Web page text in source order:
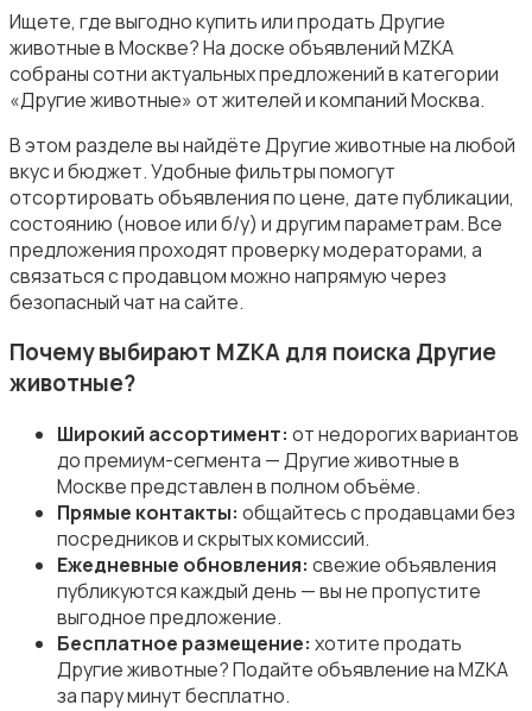
Аквариумистика
Ищете, где выгодно купить или продать Другие
животные в Москве? На доске объявлений MZKA
собраны сотни актуальных предложений в категории
«Другие животные» от жителей и компаний Москва.
В этом разделе вы найдёте Другие животные на любой
вкус и бюджет. Удобные фильтры помогут
отсортировать объявления по цене, дате публикации,
состоянию (новое или б/у) и другим параметрам. Все
предложения проходят проверку модераторами, а
связаться с продавцом можно напрямую через
безопасный чат на сайте.
Почему выбирают MZKA для поиска Другие
животные?
Широкий ассортимент: от недорогих вариантов
до премиум-сегмента — Другие животные в
Москве представлен в полном объёме.
Прямые контакты: общайтесь с продавцами без
посредников и скрытых комиссий.
Ежедневные обновления: свежие объявления
публикуются каждый день — вы не пропустите
выгодное предложение.
Бесплатное размещение: хотите продать
Другие животные? Подайте объявление на MZKA
за пару минут бесплатно.